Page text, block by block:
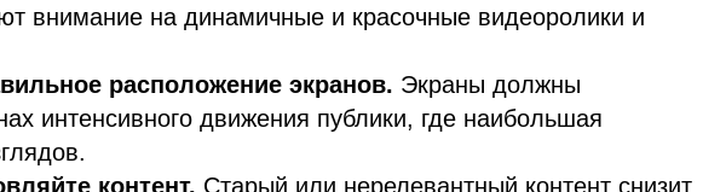
внимание на динамичные и красочные видеоролики и
расположение экранов. Экраны должны
интенсивного движения публики, где наибольшая
контент. Старый или нерелевантный контент снизит